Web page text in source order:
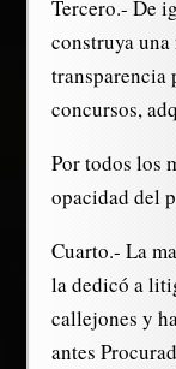
Tercero.- De
construya
transparencia
concursos,
Por todos los
opacidad del
Cuarto.- La
la dedicó a
callejones y
antes